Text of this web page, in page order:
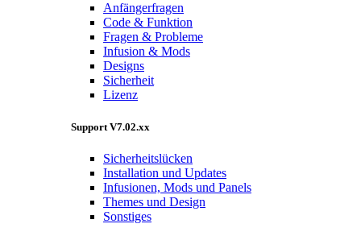
Anfängerfragen
Code & Funktion
Fragen & Probleme
Infusion & Mods
Designs
Sicherheit
Lizenz
Support V7.02.xx
Sicherheitslücken
Installation und Updates
Infusionen, Mods und Panels
Themes und Design
Sonstiges